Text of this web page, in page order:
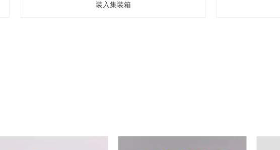
装入集装箱